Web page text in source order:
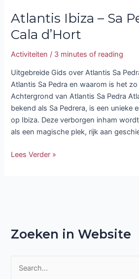
Atlantis Ibiza – Sa
Cala d’Hort
Activiteiten / 3 minutes of reading
Uitgebreide Gids over Atlantis Sa
Atlantis Sa Pedra en waarom is het
Achtergrond van Atlantis Sa Pedra
bekend als Sa Pedrera, is een unieke
op Ibiza. Deze verborgen inham
als een magische plek, rijk aan
Lees Verder »
Zoeken in Website